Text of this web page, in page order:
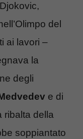
del
ai lavori –
la
degli
e di
ribalta della
soppiantato